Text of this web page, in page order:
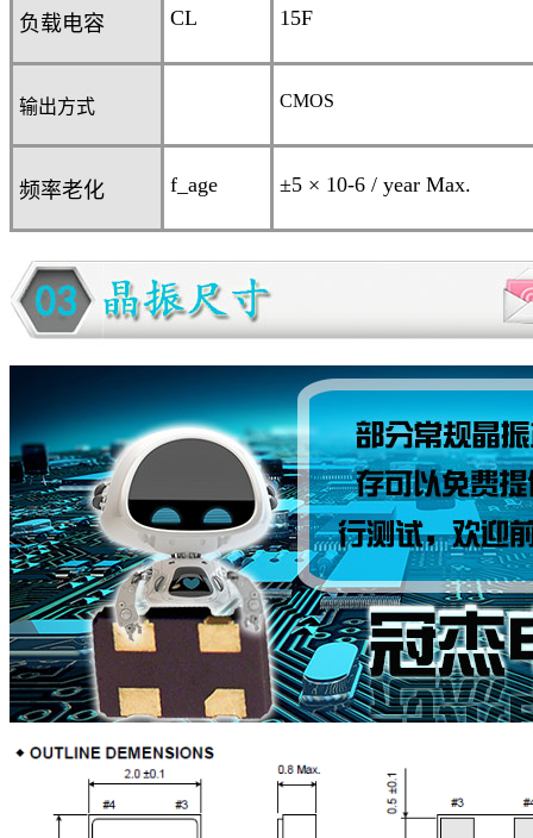
负载电容 CL 15F
输出方式 CMOS
频率老化 f_age ±5 × 10-6 / year Max.